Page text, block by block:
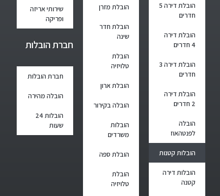
הובלת דירה 5
חדרים
הובלת דירה
4 חדרים
הובלת דירה 3
חדרים
הובלת דירה
2 חדרים
הובלה
לפנטהאוז
הובלות קטנות
הובלות דירה
קטנה
הובלת מזרן
הובלת חדר
שינה
הובלת
טלויזיה
הובלת ארון
הובלה בקירור
הובלות
משרדים
הובלת ספה
הובלת
טלויזיה
שירותי אריזה
ופריקה
חברת הובלות
חברת הובלות
הובלה מהירה
הובלות 24
שעות